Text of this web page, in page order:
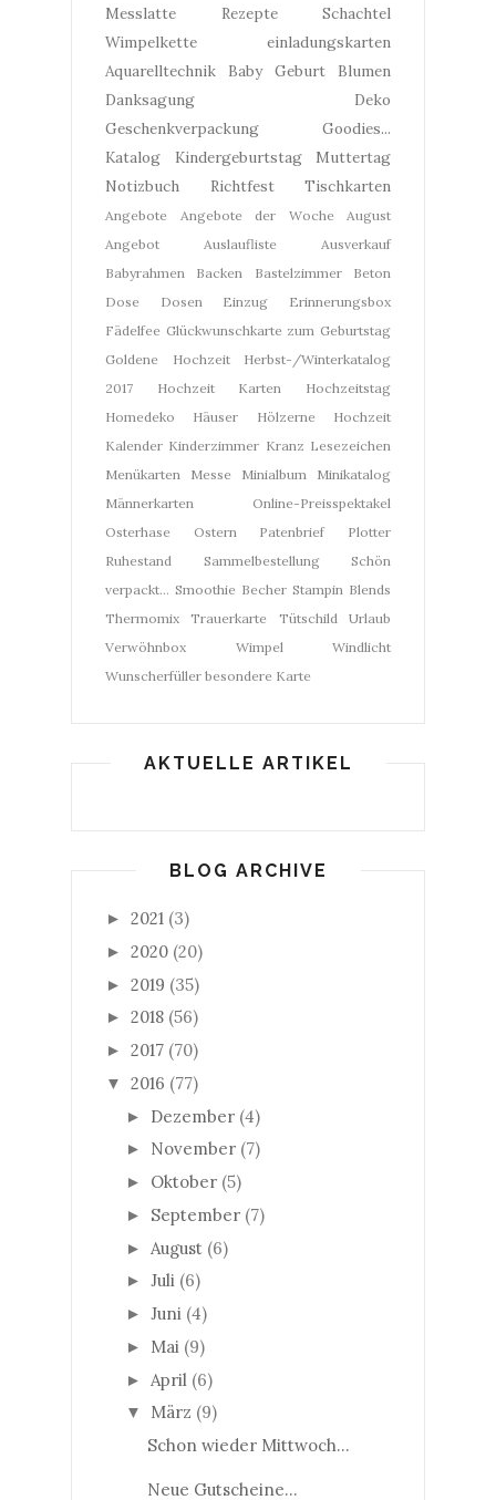
Messlatte
Rezepte
Schachtel
Wimpelkette
einladungskarten
Aquarelltechnik
Baby Geburt
Blumen
Danksagung
Deko
Geschenkverpackung
Goodies...
Katalog
Kindergeburtstag
Muttertag
Notizbuch
Richtfest Tischkarten
Angebote Angebote der Woche
August
Angebot
Auslaufliste
Ausverkauf
Babyrahmen
Backen Bastelzimmer
Beton
Dose
Dosen Einzug
Erinnerungsbox
Fädelfee Glückwunschkarte zum Geburtstag
Goldene Hochzeit
Herbst-/Winterkatalog
2017
Hochzeit Karten
Hochzeitstag
Homedeko
Häuser
Hölzerne Hochzeit
Kalender Kinderzimmer Kranz Lesezeichen
Menükarten
Messe Minialbum
Minikatalog
Männerkarten
Online-Preisspektakel
Osterhase
Ostern Patenbrief
Plotter
Ruhestand
Sammelbestellung
Schön
verpackt... Smoothie Becher Stampin Blends
Thermomix
Trauerkarte Tütschild
Urlaub
Verwöhnbox
Wimpel
Windlicht
Wunscherfüller besondere Karte
AKTUELLE ARTIKEL
BLOG ARCHIVE
► 2021 (3)
► 2020 (20)
► 2019 (35)
► 2018 (56)
► 2017 (70)
▼ 2016 (77)
► Dezember (4)
► November (7)
► Oktober (5)
► September (7)
► August (6)
► Juli (6)
► Juni (4)
► Mai (9)
► April (6)
▼ März (9)
Schon wieder Mittwoch...
Neue Gutscheine...